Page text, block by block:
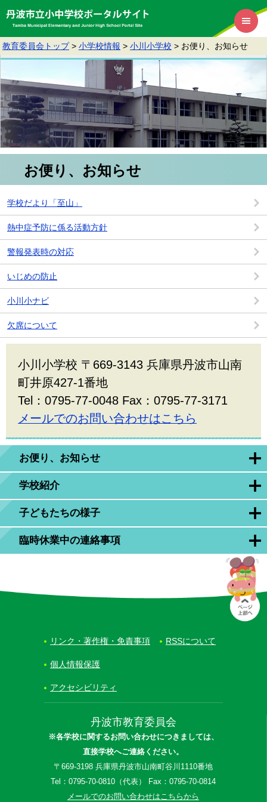
教育委員会トップ > 小学校情報 > 小川小学校 > お便り、お知らせ
お便り、お知らせ
学校紹介
子どもたちの様子
臨時休業中の連絡事項
お便り、お知らせ
学校だより「至山」
熱中症予防に係る活動方針
警報発表時の対応
いじめの防止
小川小ナビ
欠席について
小川小学校 〒669-3143 兵庫県丹波市山南
町井原427-1番地
Tel：0795-77-0048 Fax：0795-77-3171
メールでのお問い合わせはこちら
丹波市教育委員会
※各学校に関するお問い合わせにつきましては、
直接学校へご連絡ください。
〒669-3198 兵庫県丹波市山南町谷川1110番地
Tel：0795-70-0810（代表） Fax：0795-70-0814
メールでのお問い合わせはこちらから
リンク・著作権・免責事項 RSSについて
個人情報保護
アクセシビリティ